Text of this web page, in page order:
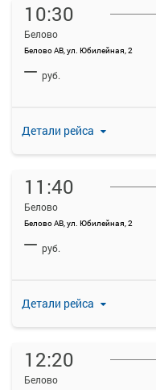
10:30
Белово
Белово АВ, ул. Юбилейная, 2
Детали рейса
— руб.
11:40
Белово
Белово АВ, ул. Юбилейная, 2
Детали рейса
— руб.
12:20
Белово